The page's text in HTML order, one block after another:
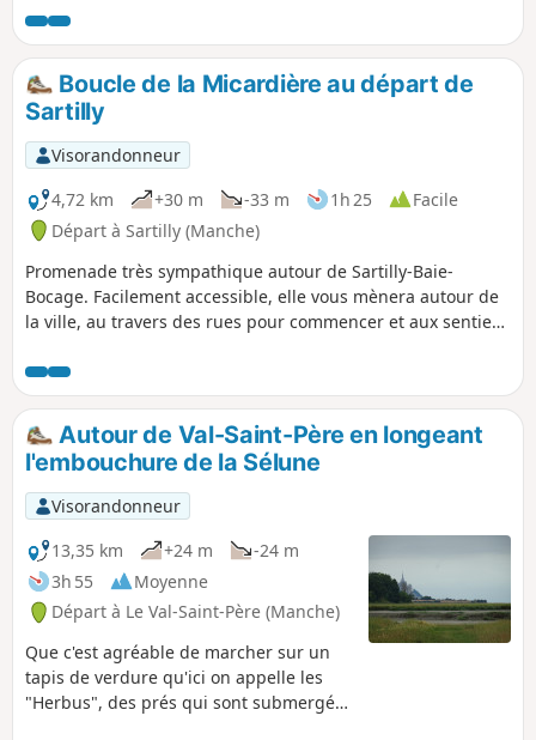
bocage de La Rochelle-Normande, on retrouve le parking
du Pelotin sur l'emplacement de l'ancienne gare.
Boucle de la Micardière au départ de
Sartilly
Visorandonneur
4,72 km
+30 m -33 m 1h 25
Facile
Départ à Sartilly (Manche)
Promenade très sympathique autour de Sartilly-Baie-
Bocage. Facilement accessible, elle vous mènera autour de
la ville, au travers des rues pour commencer et aux sentiers
nombreux chevaux.
Autour de Val-Saint-Père en longeant
l'embouchure de la Sélune
Visorandonneur
13,35 km
+24 m
-24 m
3h 55
Moyenne
Départ à Le Val-Saint-Père (Manche)
Que c'est agréable de marcher sur un
tapis de verdure qu'ici on appelle les
"Herbus", des prés qui sont submergés